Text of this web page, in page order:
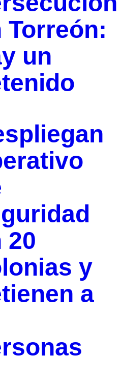
Torreón:
un
20
y
a